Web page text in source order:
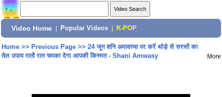
Video Home Popular Videos K-POP
Home>> Previous Page>> 24 जून शनि अमावस्या पर करें थोड़े से सरसों का
तेल उपाय रातों रात चमका देगा आपकी किस्मत - Shani Amwasy
More